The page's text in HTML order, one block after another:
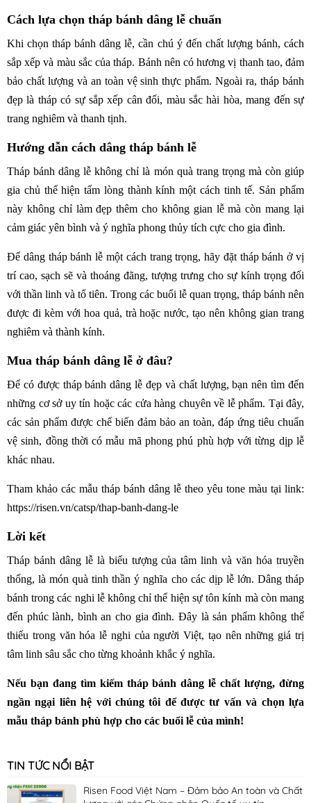
Cách lựa chọn tháp bánh dâng lễ chuẩn
Khi chọn tháp bánh dâng lễ, cần chú ý đến chất lượng bánh, cách
sắp xếp và màu sắc của tháp. Bánh nên có hương vị thanh tao, đảm
bảo chất lượng và an toàn vệ sinh thực phẩm. Ngoài ra, tháp bánh
đẹp là tháp có sự sắp xếp cân đối, màu sắc hài hòa, mang đến sự
trang nghiêm và thanh tịnh.
Hướng dẫn cách dâng tháp bánh lễ
Tháp bánh dâng lễ không chỉ là món quà trang trọng mà còn giúp
gia chủ thể hiện tấm lòng thành kính một cách tinh tế. Sản phẩm
này không chỉ làm đẹp thêm cho không gian lễ mà còn mang lại
cảm giác yên bình và ý nghĩa phong thủy tích cực cho gia đình.
Để dâng tháp bánh lễ một cách trang trọng, hãy đặt tháp bánh ở vị
trí cao, sạch sẽ và thoáng đãng, tượng trưng cho sự kính trọng đối
với thần linh và tổ tiên. Trong các buổi lễ quan trọng, tháp bánh nên
được đi kèm với hoa quả, trà hoặc nước, tạo nên không gian trang
nghiêm và thành kính.
Mua tháp bánh dâng lễ ở đâu?
Để có được tháp bánh dâng lễ đẹp và chất lượng, bạn nên tìm đến
những cơ sở uy tín hoặc các cửa hàng chuyên về lễ phẩm. Tại đây,
các sản phẩm được chế biến đảm bảo an toàn, đáp ứng tiêu chuẩn
vệ sinh, đồng thời có mẫu mã phong phú phù hợp với từng dịp lễ
khác nhau.
Tham khảo các mẫu tháp bánh dâng lễ theo yêu tone màu tại link:
https://risen.vn/catsp/thap-banh-dang-le
Lời kết
Tháp bánh dâng lễ là biểu tượng của tâm linh và văn hóa truyền
thống, là món quà tinh thần ý nghĩa cho các dịp lễ lớn. Dâng tháp
bánh trong các nghi lễ không chỉ thể hiện sự tôn kính mà còn mang
đến phúc lành, bình an cho gia đình. Đây là sản phẩm không thể
thiếu trong văn hóa lễ nghi của người Việt, tạo nên những giá trị
tâm linh sâu sắc cho từng khoảnh khắc ý nghĩa.
Nếu bạn đang tìm kiếm tháp bánh dâng lễ chất lượng, đừng
ngần ngại liên hệ với chúng tôi để được tư vấn và chọn lựa
mẫu tháp bánh phù hợp cho các buổi lễ của mình!
TIN TỨC NỔI BẬT
Risen Food Việt Nam – Đảm bảo An toàn và Chất